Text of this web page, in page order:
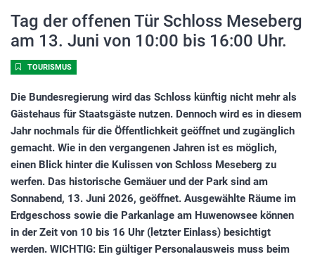
Tag der offenen Tür Schloss Meseberg
am 13. Juni von 10:00 bis 16:00 Uhr.
TOURISMUS
Die Bundesregierung wird das Schloss künftig nicht mehr als
Gästehaus für Staatsgäste nutzen. Dennoch wird es in diesem
Jahr nochmals für die Öffentlichkeit geöffnet und zugänglich
gemacht. Wie in den vergangenen Jahren ist es möglich,
einen Blick hinter die Kulissen von Schloss Meseberg zu
werfen. Das historische Gemäuer und der Park sind am
Sonnabend, 13. Juni 2026, geöffnet. Ausgewählte Räume im
Erdgeschoss sowie die Parkanlage am Huwenowsee können
in der Zeit von 10 bis 16 Uhr (letzter Einlass) besichtigt
werden. WICHTIG: Ein gültiger Personalausweis muss beim